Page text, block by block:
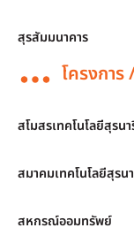
สุรสัมมนาคาร
โครงกา
สโมสรเทคโนโลยีสุรนา
สมาคมเทคโนโลยีสุรน
สหกรณ์ออมทรัพย์